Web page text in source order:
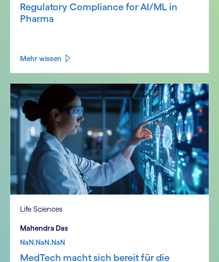
Regulatory Compliance for AI/ML in
Pharma
Mehr wissen
Life Sciences
Mahendra Das
NaN.NaN.NaN
MedTech macht sich bereit für die